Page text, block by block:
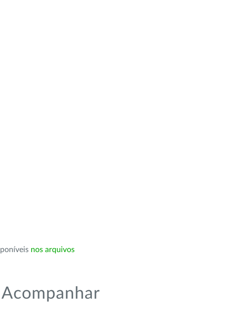
nos arquivos
Acompanhar